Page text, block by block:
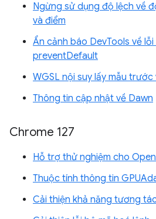
Ngừng sử dụng độ lệch về
và điểm
Ẩn cảnh báo DevTools về
preventDefault
WGSL nội suy lấy mẫu
Thông tin cập nhật về Dawn
Chrome 127
Hỗ trợ thử nghiệm cho
Thuộc tính thông tin
Cải thiện khả năng tương